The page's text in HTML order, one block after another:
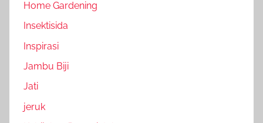
Home Gardening
Insektisida
Inspirasi
Jambu Biji
Jati
jeruk